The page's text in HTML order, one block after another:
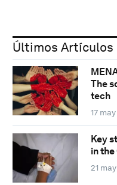
Últimos Artículos
The
tech
17
Key
in the
21